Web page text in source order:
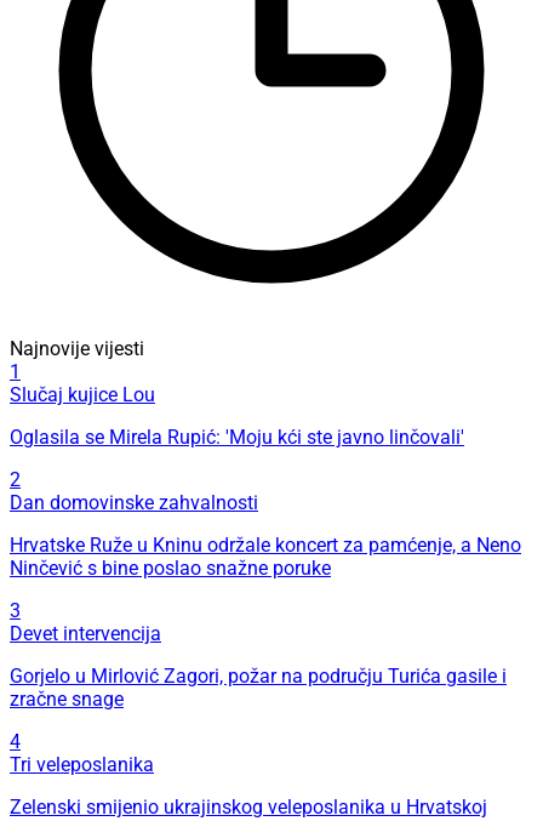
Najnovije vijesti
1
Slučaj kujice Lou
Oglasila se Mirela Rupić: 'Moju kći ste javno linčovali'
2
Dan domovinske zahvalnosti
Hrvatske Ruže u Kninu održale koncert za pamćenje, a Neno
Ninčević s bine poslao snažne poruke
3
Devet intervencija
Gorjelo u Mirlović Zagori, požar na području Turića gasile i
zračne snage
4
Tri veleposlanika
Zelenski smijenio ukrajinskog veleposlanika u Hrvatskoj